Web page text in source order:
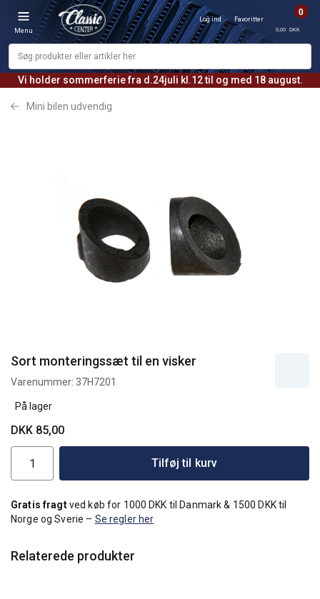
Vi holder sommerferie fra d.24juli kl.12 til og med 18 august.
Menu
Log ind Favoritter
0
0,00 DKK
Mini bilen udvendig
Sort monteringssæt til en visker
Varenummer: 37H7201
På lager
DKK 85,00
Tilføj til kurv
Gratis fragtved køb for 1000 DKK til Danmark & 1500 DKK til
Norge og Sverie – Se regler her
Relaterede produkter